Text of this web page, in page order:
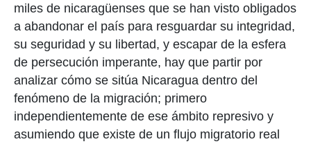
miles de nicaragüenses que se han visto obligados
a abandonar el país para resguardar su integridad,
su seguridad y su libertad, y escapar de la esfera
de persecución imperante, hay que partir por
analizar cómo se sitúa Nicaragua dentro del
fenómeno de la migración; primero
independientemente de ese ámbito represivo y
asumiendo que existe de un flujo migratorio real